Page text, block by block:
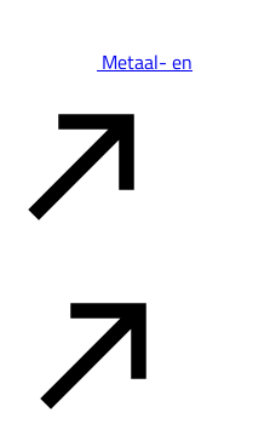
Metaal- en